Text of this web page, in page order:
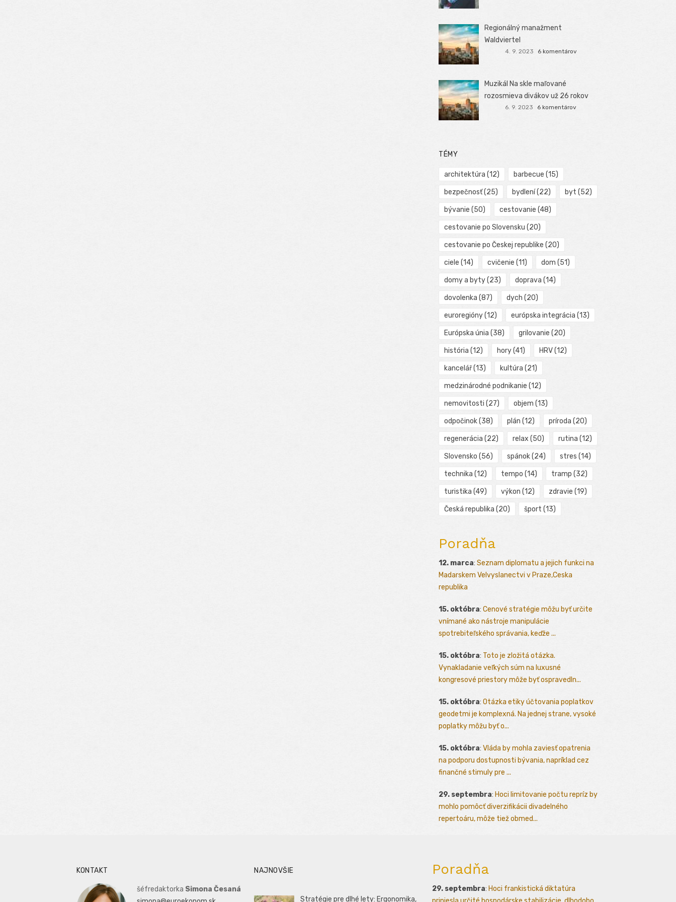
Regionálný manažment
Waldviertel
4. 9. 2023 6 komentárov
Muzikál Na skle maľované
rozosmieva divákov už 26 rokov
6. 9. 2023 6 komentárov
TÉMY
architektúra (12) barbecue (15)
bezpečnosť(25) bydlení(22) byt (52)
bývanie (50) cestovanie (48)
cestovanie po Slovensku (20)
cestovanie po Českej republike (20)
ciele (14) cvičenie (11) dom (51)
domy a byty(23) doprava (14)
dovolenka (87) dych (20)
euroregióny(12) európska integrácia (13)
Európska únia (38) grilovanie (20)
história (12) hory(41) HRV(12)
kancelář(13) kultúra (21)
medzinárodné podnikanie (12)
nemovitosti (27) objem (13)
odpočinok(38) plán (12) príroda (20)
regenerácia (22) relax (50) rutina (12)
Slovensko (56) spánok(24) stres (14)
technika (12) tempo (14) tramp (32)
turistika (49) výkon (12) zdravie (19)
Česká republika (20) šport (13)
Poradňa
12. marca: Seznam diplomatu a jejich funkci na
Madarskem Velvyslanectvi v Praze,Ceska
republika
15. októbra: Cenové stratégie môžu byť určite
vnímané ako nástroje manipulácie
spotrebiteľského správania, keďže ...
15. októbra: Toto je zložitá otázka.
Vynakladanie veľkých súm na luxusné
kongresové priestory môže byť ospravedln...
15. októbra: Otázka etiky účtovania poplatkov
geodetmi je komplexná. Na jednej strane, vysoké
poplatky môžu byť o...
15. októbra: Vláda by mohla zaviesť opatrenia
na podporu dostupnosti bývania, napríklad cez
finančné stimuly pre ...
29. septembra: Hoci limitovanie počtu repríz by
mohlo pomôcť diverzifikácii divadelného
repertoáru, môže tiež obmed...
KONTAKT
šéfredaktorka Simona Česaná
NAJNOVŠIE
Stratégie pre dlhé lety: Ergonomika,
Poradňa
29. septembra: Hoci frankistická diktatúra